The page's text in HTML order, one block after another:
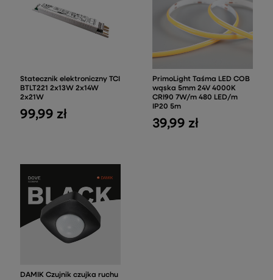
Statecznik elektroniczny TCI
BTLT221 2x13W 2x14W
2x21W
99,99 zł
PrimoLight Taśma LED COB
wąska 5mm 24V 4000K
CRI90 7W/m 480 LED/m
IP20 5m
39,99 zł
DAMIK Czujnik czujka ruchu